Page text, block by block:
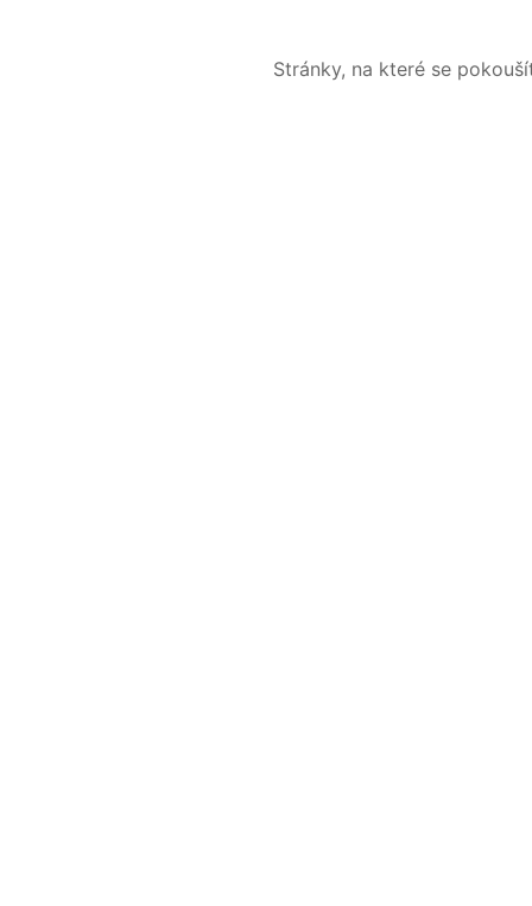
Stránky, na které se